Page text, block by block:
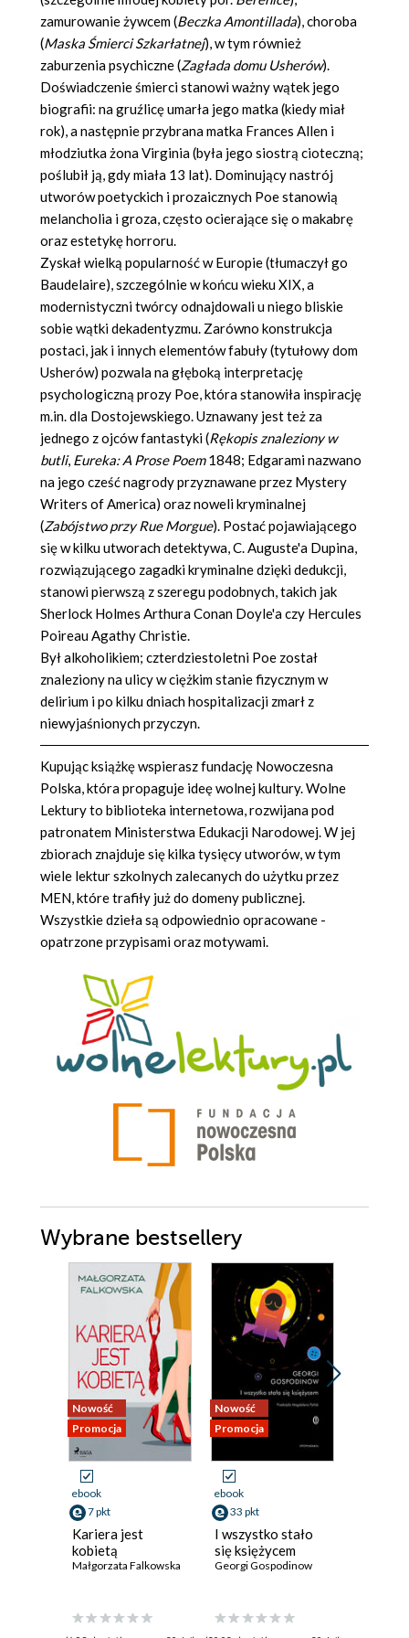
zamurowanie żywcem (Beczka Amontillada), choroba
(Maska Śmierci Szkarłatnej), w tym również
zaburzenia psychiczne (Zagłada domu Usherów).
Doświadczenie śmierci stanowi ważny wątek jego
biografii: na gruźlicę umarła jego matka (kiedy miał
rok), a następnie przybrana matka Frances Allen i
młodziutka żona Virginia (była jego siostrą cioteczną;
poślubił ją, gdy miała 13 lat). Dominujący nastrój
utworów poetyckich i prozaicznych Poe stanowią
melancholia i groza, często ocierające się o makabrę
oraz estetykę horroru.
Zyskał wielką popularność w Europie (tłumaczył go
Baudelaire), szczególnie w końcu wieku XIX, a
modernistyczni twórcy odnajdowali u niego bliskie
sobie wątki dekadentyzmu. Zarówno konstrukcja
postaci, jak i innych elementów fabuły (tytułowy dom
Usherów) pozwala na głęboką interpretację
psychologiczną prozy Poe, która stanowiła inspirację
m.in. dla Dostojewskiego. Uznawany jest też za
jednego z ojców fantastyki (Rękopis znaleziony w
butli, Eureka: A Prose Poem1848; Edgarami nazwano
na jego cześć nagrody przyznawane przez Mystery
Writers of America) oraz noweli kryminalnej
(Zabójstwo przy Rue Morgue). Postać pojawiającego
się w kilku utworach detektywa, C. Auguste'a Dupina,
rozwiązującego zagadki kryminalne dzięki dedukcji,
stanowi pierwszą z szeregu podobnych, takich jak
Sherlock Holmes Arthura Conan Doyle'a czy Hercules
Poireau Agathy Christie.
Był alkoholikiem; czterdziestoletni Poe został
znaleziony na ulicy w ciężkim stanie fizycznym w
delirium i po kilku dniach hospitalizacji zmarł z
niewyjaśnionych przyczyn.
Kupując książkę wspierasz fundację Nowoczesna
Polska, która propaguje ideę wolnej kultury. Wolne
Lektury to biblioteka internetowa, rozwijana pod
patronatem Ministerstwa Edukacji Narodowej. W jej
zbiorach znajduje się kilka tysięcy utworów, w tym
wiele lektur szkolnych zalecanych do użytku przez
MEN, które trafiły już do domeny publicznej.
Wszystkie dzieła są odpowiednio opracowane -
opatrzone przypisami oraz motywami.
Wybrane bestsellery
Nowość
Promocja
ebook
7 pkt
Kariera jest
kobietą
Małgorzata Falkowska
Nowość
Promocja
ebook
33 pkt
I wszystko stało
się księżycem
Georgi Gospodinow